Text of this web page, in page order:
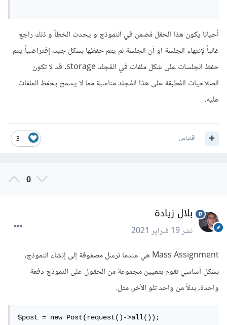
أحيانا يكون هذا الحقل مُضمن في النموذج و يحدث الخطأ و ذلك راجع
غالباً لإنتهاء الجلسة او أن الجلسة لم يتم حفظها بشكل جيد، إفتراضياً يتم
حفظ الجلسات على شكل ملفات في المُجلد storage. قد لا تكون
الصلاحيات المُطبقة على هذا المُجلد مناسبة مما لا يسمح بحفظ الملفات
عليه.
3 اقتباس
0
بلال زيادة
نشر19 فبراير 2021
Mass Assignment هي عندما ترسل مصفوفة إلى إنشاء النموذج,
بشكل أساسي تقوم بتعيين مجموعة من الحقول على النموذج دفعة
واحدة, بدلاً من واحد تلو الأخر. مثل.
$post = new Post(request()->all());